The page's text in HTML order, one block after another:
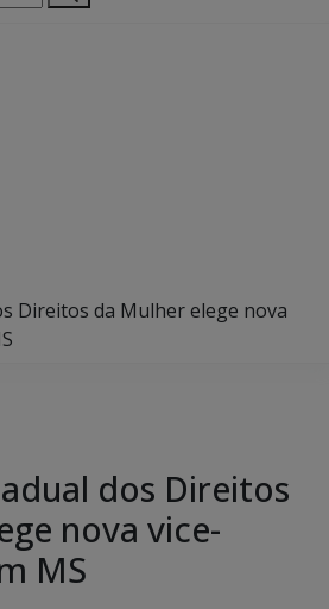
Direitos da Mulher elege nova
dos Direitos
nova vice-
MS